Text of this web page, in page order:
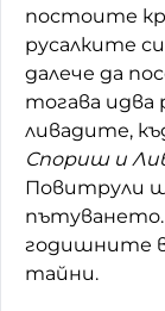
постоите
русалките
далече да
тогава идва
ливадите,
Спориш и
Повитрули
пътуването.
годишните
тайни.